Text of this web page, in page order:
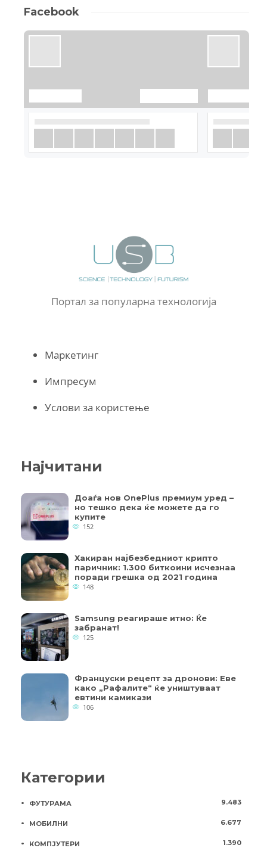
Facebook
Портал за популарна технологија
Маркетинг
Импресум
Услови за користење
Најчитани
Доаѓа нов OnePlus премиум уред –
но тешко дека ќе можете да го
купите
152
Хакиран најбезбедниот крипто
паричник: 1.300 биткоини исчезнаа
поради грешка од 2021 година
148
Samsung реагираше итно: Ќе
забранат!
125
Француски рецепт за дронови: Еве
како „Рафалите“ ќе уништуваат
евтини камикази
106
Категории
ФУТУРАМА 9.483
МОБИЛНИ 6.677
КОМПЈУТЕРИ 1.390